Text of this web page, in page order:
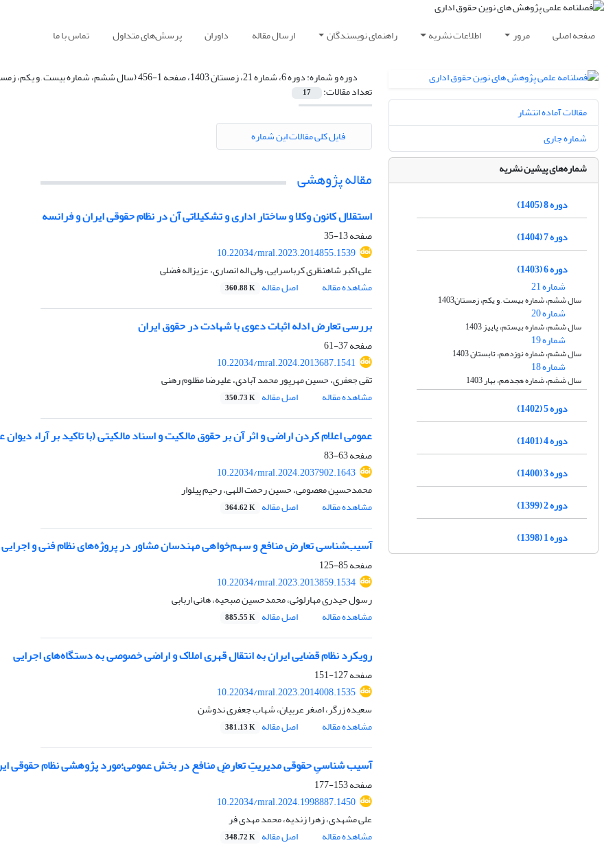
صفحه اصلی مرور اطلاعات نشریه راهنمای نویسندگان ارسال مقاله داوران پرسش‌های متداول تماس با ما
دوره و شماره:دوره 6، شماره 21، زمستان 1403، صفحه 1-456 (سال ششم، شماره بیست , و یکم، زمستان1403)
تعداد مقالات: 17
فایل کلی مقالات این شماره
مقاله پژوهشی
استقلال کانون وکلا و ساختار اداری و تشکیلاتی آن در نظام حقوقی ایران و فرانسه
صفحه13-35
10.22034/mral.2023.2014855.1539
علی اکبر شاهنظری کرباسرایی، ولی اله انصاری، عزیزاله فضلی
مشاهده مقاله
اصل مقاله 360.88 K
بررسی تعارض ادله اثبات دعوی با شهادت در حقوق ایران
صفحه37-61
10.22034/mral.2024.2013687.1541
تقی جعفری، حسین مهرپور محمد آبادی، علیرضا مظلوم رهنی
مشاهده مقاله
اصل مقاله 350.73 K
عمومی اعلام کردن اراضی و اثر آن بر حقوق مالکیت و اسناد مالکیتی (با تاکید بر آراء
صفحه63-83
10.22034/mral.2024.2037902.1643
محمدحسین معصومی، حسین رحمت اللهی، رحیم پیلوار
مشاهده مقاله
اصل مقاله 364.62 K
آسیب‌شناسی تعارض منافع و سهم‌خواهی مهندسان مشاور در پروژه‌های نظام فنی و
صفحه85-125
10.22034/mral.2023.2013859.1534
رسول حیدری مهارلوئی، محمدحسین صبحیه، هانی اربابی
مشاهده مقاله
اصل مقاله 885.55 K
رویکرد نظام قضایی ایران به انتقال قهری املاک و اراضی خصوصی به دستگاه‌های اجرایی
صفحه127-151
10.22034/mral.2023.2014008.1535
سعیده زرگر، اصغر عربیان، شهاب جعفری ندوشن
مشاهده مقاله
اصل مقاله 381.13 K
آسیب شناسیِ حقوقی مدیریتِ تعارضِ منافع در بخش عمومی؛مورد پژوهشی نظام حقوقی
صفحه153-177
10.22034/mral.2024.1998887.1450
علی مشهدی، زهرا زندیه، محمد مهدی فر
مشاهده مقاله
اصل مقاله 348.72 K
مقالات آماده انتشار
شماره جاری
شماره‌های پیشین نشریه
دوره 8 (1405)
دوره 7 (1404)
دوره 6 (1403)
شماره 21
سال ششم، شماره بیست , و یکم، زمستان1403
شماره 20
سال ششم، شماره بیستم، پاییز 1403
شماره 19
سال ششم، شماره نوزدهم، تابستان 1403
شماره 18
سال ششم، شماره هجدهم، بهار 1403
دوره 5 (1402)
دوره 4 (1401)
دوره 3 (1400)
دوره 2 (1399)
دوره 1 (1398)